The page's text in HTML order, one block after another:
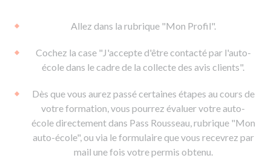
Permis remorque
Permis & handicap
d'apprentissage
De la conduite en voiture
De la conduite à moto
Voir tous les supports
Formations pro.
Permis poids lourd
Formation FCO
Formation CACES
Devenir enseignant de la conduite
Ressources
Allez dans la rubrique "Mon Profil".
Cochez la case "J'accepte d'être contacté par l'auto-
école dans le cadre de la collecte des avis clients".
Dès que vous aurez passé certaines étapes au cours de
votre formation, vous pourrez évaluer votre auto-
école directement dans Pass Rousseau, rubrique "Mon
auto-école", ou via le formulaire que vous recevrez par
mail une fois votre permis obtenu.